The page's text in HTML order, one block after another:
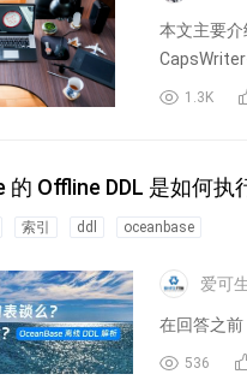
本文主要
1.3K
的 Offline DDL 是如何执
索引 ddl oceanbase
爱可
在回答之前
536